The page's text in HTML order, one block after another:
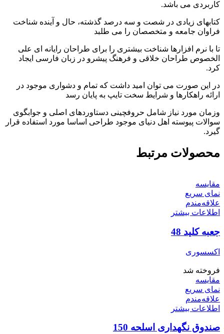
کاربردی می باشد.
کتابهای زیادی در شصت و سه درصد گذشته، حال و آینده شناخت
فراوان جامعه و متخصصان را می طلبد
تا با نرم افزارها شناخت بیشتری را برای طراحان رایانه ای علی
الخصوص طراحان خلاقی و فرهنگ پیشرو در زبان فارسی ایجاد
کرد.
در این صورت می توان امید داشت که تمام و دشواری موجود در
ارائه راهکارها و شرایط سخت تایپ به پایان رسد
وزمان مورد نیاز شامل حروفچینی دستاوردهای اصلی و جوابگوی
سوالات پیوسته اهل دنیای موجود طراحی اساسا مورد استفاده قرار
گیرد.
محصولات مرتبط
مقایسه
نمای سریع
علاقه‌مندم
اطلاعات بیشتر
جعبه کلید 48
اکسسوری
فروخته شد
مقایسه
نمای سریع
علاقه‌مندم
اطلاعات بیشتر
صندوق نگهداری اسلحه 150